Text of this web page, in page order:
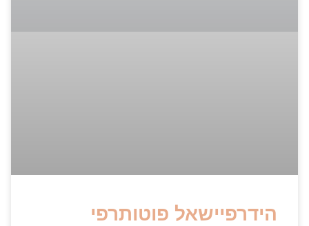
הידרפיישאל פוטותרפי